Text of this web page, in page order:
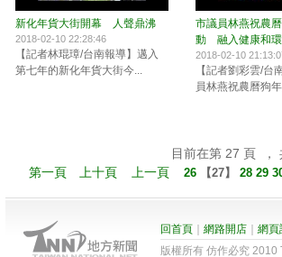
新化年貨大街開幕 人聲鼎沸
2018-02-10 22:28:46
【記者林琨璋/台南報導】邁入
第七年的新化年貨大街今...
市議員林燕祝農
動 融入健康和環
2018-02-10
【記者劉彩雲/台
員林燕祝農曆狗
目前在第 27 頁 ，
第一頁
上十頁 上一頁 26 【27】 28 29
回首頁 網路開店 網頁
版權所有 仿作必究